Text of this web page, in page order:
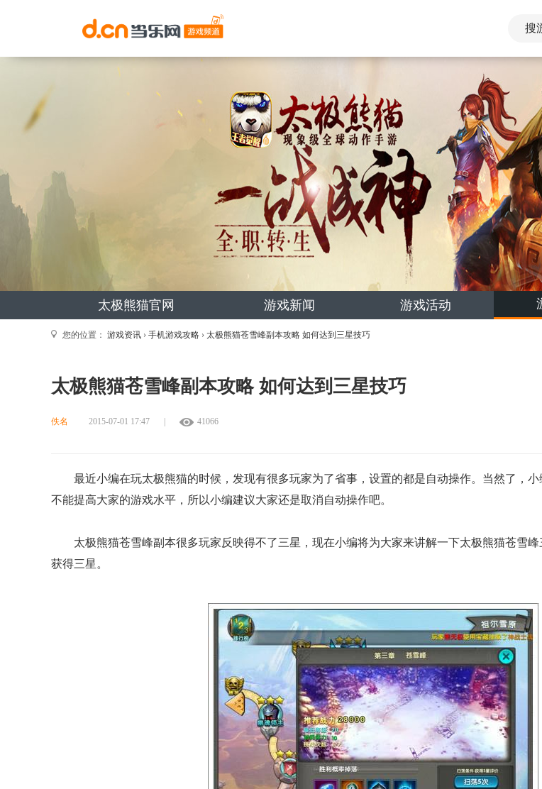
搜
太极熊猫官网 游戏新闻 游戏活动
您的位置： 游戏资讯 › 手机游戏攻略 › 太极熊猫苍雪峰副本攻略 如何达到三星技巧
太极熊猫苍雪峰副本攻略 如何达到三星技巧
佚名 2015-07-01 17:47 41066
最近小编在玩太极熊猫的时候，发现有很多玩家为了省事，设置的都是自动操作。当然了，小
不能提高大家的游戏水平，所以小编建议大家还是取消自动操作吧。
太极熊猫苍雪峰副本很多玩家反映得不了三星，现在小编将为大家来讲解一下太极熊猫苍雪峰
获得三星。